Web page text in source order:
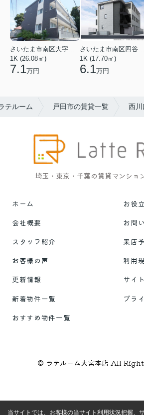
さいたま市南区大字太田窪
1K (26.08㎡)
7.1万円
さいたま市南区四谷２丁目
1K (17.70㎡)
6.1万円
テルーム 戸田市の賃貸一覧 西川
埼玉・東京・千葉の賃貸マンショ
ホーム
お役
会社概要
お問
スタッフ紹介
来店
お客様の声
利用
更新情報
サイ
新着物件一覧
プラ
おすすめ物件一覧
© ラテルーム大宮本店 All
当サイトでは、お客様の当サイト利用状況把握、